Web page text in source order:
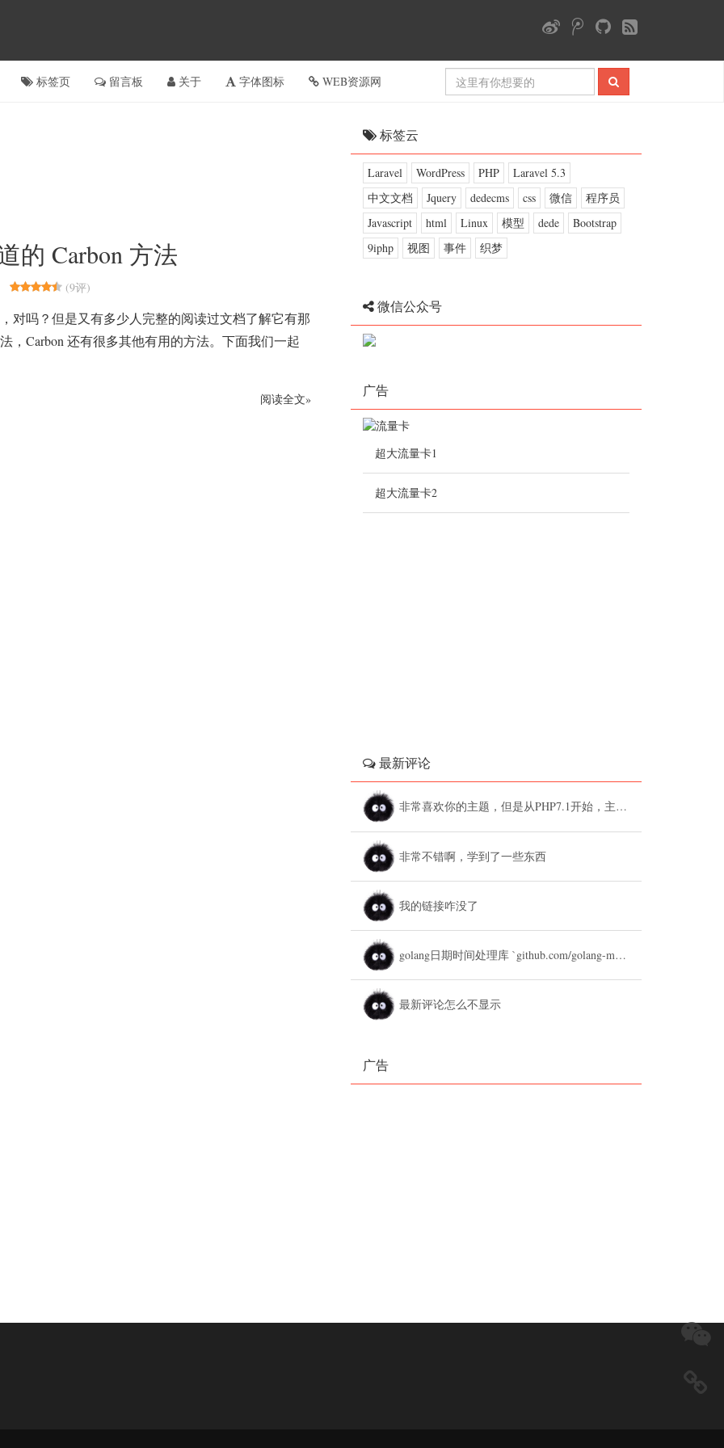
标签页 留言板 关于 字体图标 WEB资源网
的 Carbon 方法
(9评)
对吗？但是又有多少人完整的阅读过文档了解它有那
，Carbon 还有很多其他有用的方法。下面我们一起
阅读全文»
标签云
Laravel WordPress PHP
Laravel 5.3
中文文档
Jquery dedecms css 微信
程序员
Javascript
html Linux 模型 dede
Bootstrap
9iphp
视图 事件 织梦
微信公众号
广告
超大流量卡1
超大流量卡2
最新评论
非常喜欢你的主题，但是从PHP7.1开始，主题设置中的列表广告和文章底部广告无法...
非常不错啊，学到了一些东西
我的链接咋没了
golang日期时间处理库 `github.com/golang-module/...
最新评论怎么不显示
广告